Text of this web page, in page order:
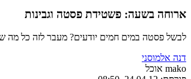
ארוחה בשעה: פשטידת פסטה וגבינות
לבשל פסטה במים חמים יודעים? מעבר לזה כל מה
דנה אלמוסני
mako אוכל